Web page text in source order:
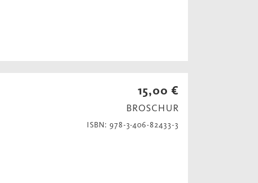
15,00 €
BROSCHUR
ISBN: 978-3-406-82433-3